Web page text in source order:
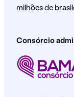
milhões de
Consórcio